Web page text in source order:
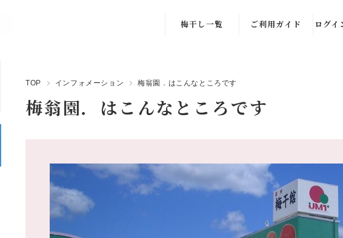
梅干し一覧
しそ漬け
かつお梅
その他
ご利用ガイド
クーポンの獲
用方法
新規会員登録の
手順(スマート
フォン)
ログ
TOP インフォメーション 梅翁園．はこんなところです
梅翁園．はこんなところです